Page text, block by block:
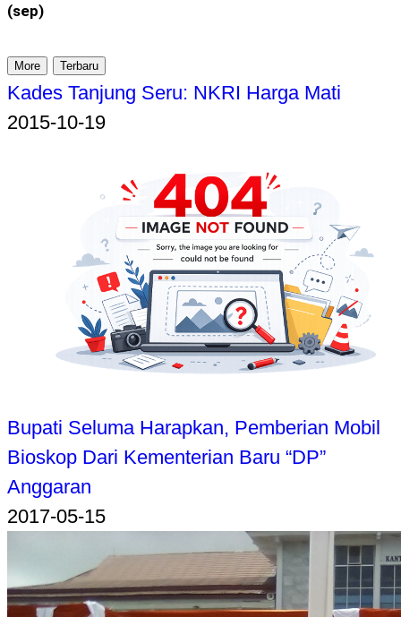
(sep)
More Terbaru
Kades Tanjung Seru: NKRI Harga Mati
2015-10-19
Bupati Seluma Harapkan, Pemberian Mobil
Bioskop Dari Kementerian Baru “DP”
Anggaran
2017-05-15